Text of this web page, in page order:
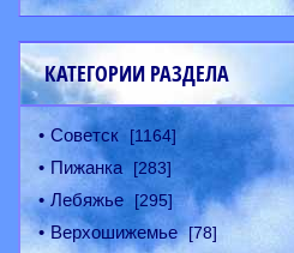
КАТЕГОРИИ РАЗДЕЛА
Советск [1164]
Пижанка [283]
Лебяжье [295]
Верхошижемье [78]